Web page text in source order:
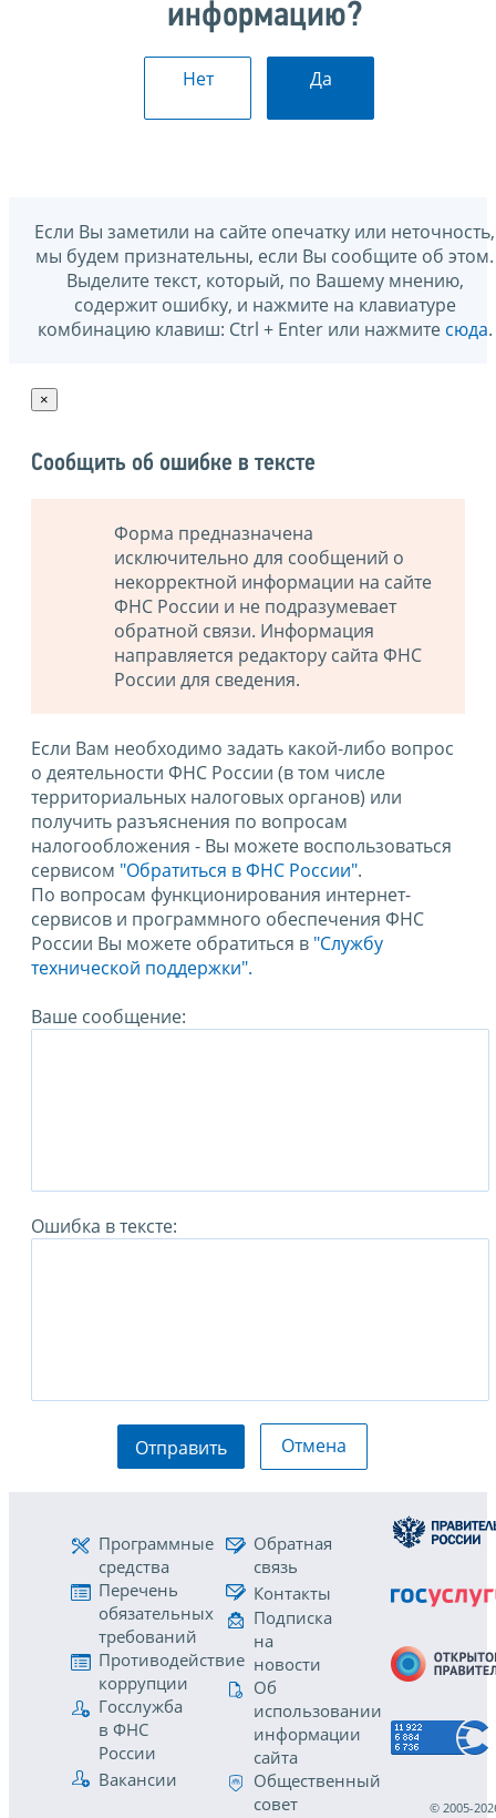
информацию?
Нет Да
Если Вы заметили на сайте опечатку или неточность,
мы будем признательны, если Вы сообщите об этом.
Выделите текст, который, по Вашему мнению,
содержит ошибку, и нажмите на клавиатуре
комбинацию клавиш: Ctrl + Enter или нажмите сюда.
×
Сообщить об ошибке в тексте
Форма предназначена
исключительно для сообщений о
некорректной информации на сайте
ФНС России и не подразумевает
обратной связи. Информация
направляется редактору сайта ФНС
России для сведения.
Если Вам необходимо задать какой-либо вопрос
о деятельности ФНС России (в том числе
территориальных налоговых органов) или
получить разъяснения по вопросам
налогообложения - Вы можете воспользоваться
сервисом "Обратиться в ФНС России".
По вопросам функционирования интернет-
сервисов и программного обеспечения ФНС
России Вы можете обратиться в "Службу
технической поддержки".
Ваше сообщение:
Ошибка в тексте:
Отправить Отмена
Программные
средства
Перечень
обязательных
требований
Противодействие
коррупции
Госслужба
в ФНС
России
Вакансии
Обратная
связь
Контакты
Подписка
на
новости
Об
использовании
информации
сайта
Общественный
совет
© 2005-